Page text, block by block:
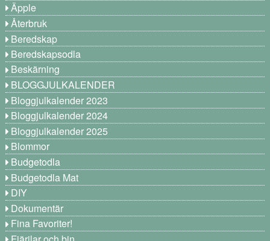
Äpple
Återbruk
Beredskap
Beredskapsodla
Beskärning
BLOGGJULKALENDER
Bloggjulkalender 2023
Bloggjulkalender 2024
Bloggjulkalender 2025
Blommor
Budgetodla
Budgetodla Mat
DIY
Dokumentär
Fina Favoriter!